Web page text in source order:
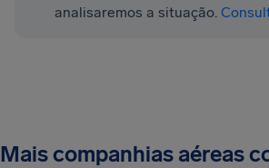
analisaremos a situação.
Mais companhias aéreas